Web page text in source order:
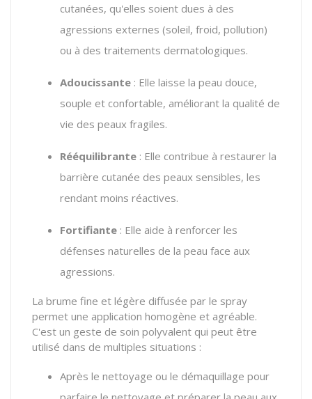
cutanées, qu'elles soient dues à des
agressions externes (soleil, froid, pollution)
ou à des traitements dermatologiques.
Adoucissante : Elle laisse la peau douce,
souple et confortable, améliorant la qualité de
vie des peaux fragiles.
Rééquilibrante : Elle contribue à restaurer la
barrière cutanée des peaux sensibles, les
rendant moins réactives.
Fortifiante : Elle aide à renforcer les
défenses naturelles de la peau face aux
agressions.
La brume fine et légère diffusée par le spray
permet une application homogène et agréable.
C'est un geste de soin polyvalent qui peut être
utilisé dans de multiples situations :
Après le nettoyage ou le démaquillage pour